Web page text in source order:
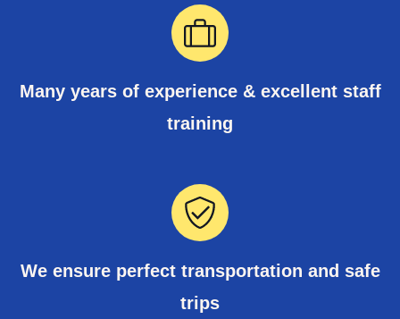
Many years of experience & excellent staff
training
We ensure perfect transportation and safe
trips